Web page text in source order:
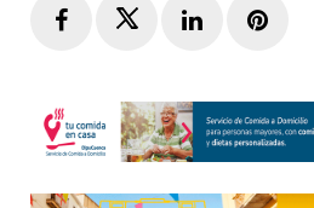
FacebookTwitterLinkedIn